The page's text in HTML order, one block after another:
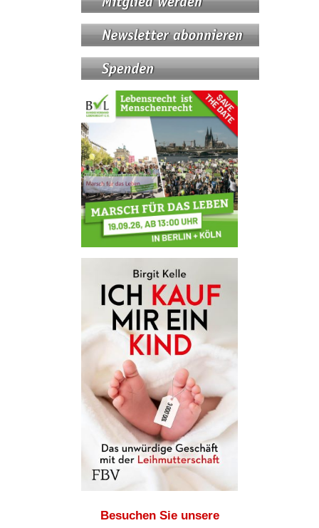
Besuchen Sie unsere